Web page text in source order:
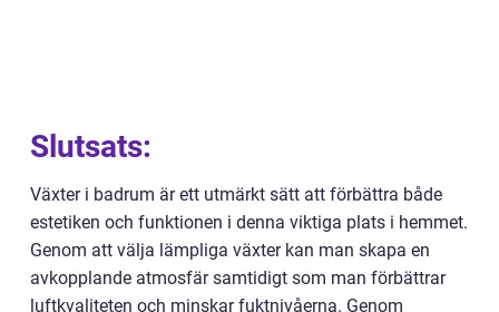
Slutsats:
Växter i badrum är ett utmärkt sätt att förbättra både
estetiken och funktionen i denna viktiga plats i hemmet.
Genom att välja lämpliga växter kan man skapa en
avkopplande atmosfär samtidigt som man förbättrar
luftkvaliteten och minskar fuktnivåerna. Genom